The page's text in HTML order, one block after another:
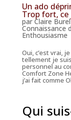
Un ado
Trop fort, ce
par Claire Burel
Connaissance
Enthousiasme
Oui, c’est vrai,
tellement je
personnel au
Comfort Zone
j’ai fait comme
Qui